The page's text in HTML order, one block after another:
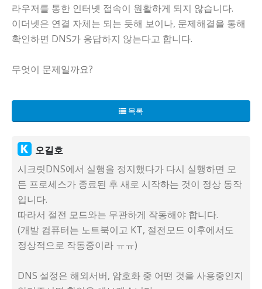
라우저를 통한 인터넷 접속이 원활하게 되지 않습니다.
이더넷은 연결 자체는 되는 듯해 보이나, 문제해결을 통해
확인하면 DNS가 응답하지 않는다고 합니다.
무엇이 문제일까요?
목록
오길호
시크릿DNS에서 실행을 정지했다가 다시 실행하면 모
든 프로세스가 종료된 후 새로 시작하는 것이 정상 동작
입니다.
따라서 절전 모드와는 무관하게 작동해야 합니다.
(개발 컴퓨터는 노트북이고 KT, 절전모드 이후에서도
정상적으로 작동중이라 ㅠㅠ)
DNS 설정은 해외서버, 암호화 중 어떤 것을 사용중인지